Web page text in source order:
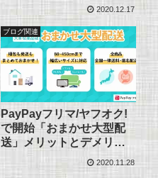
2020.12.17
ブログ関連
PayPayフリマ/ヤフオク!
で開始「おまかせ大型配
送」メリットとデメリッ
2020.11.28